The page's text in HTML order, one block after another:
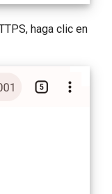
haga clic en